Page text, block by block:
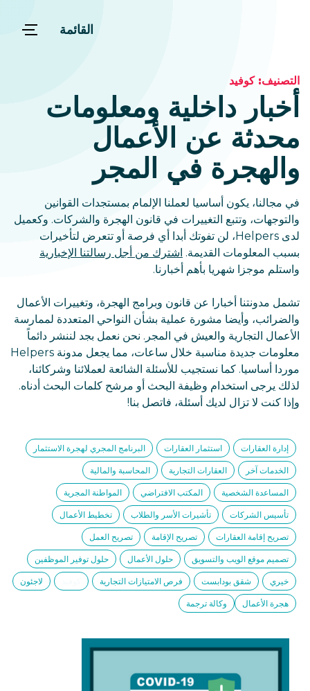
القائمة
التصنيف:كوفيد
أخبار داخلية ومعلومات
محدثة عن الأعمال
والهجرة في المجر
في مجالنا، يكون أساسيا لعملنا الإلمام بمستجدات القوانين
والتوجهات، وتتبع التغييرات في قانون الهجرة والشركات. وكعميل
لدى Helpers، لن تفوتك أبدا أي فرصة أو تتعرض لتأخيرات
بسبب المعلومات القديمة. اشترك من أجل رسالتنا الإخبارية
واستلم موجزا شهريا بأهم أخبارنا.
تشمل مدونتنا أخبارا عن قانون وبرامج الهجرة، وتغييرات الأعمال
والضرائب، وأيضا مشورة عملية بشأن النواحي المتعددة لممارسة
الأعمال التجارية والعيش في المجر. نحن نعمل بجد لننشر دائماً
معلومات جديدة مناسبة خلال ساعات، مما يجعل مدونة Helpers
موردا أساسيا. كما نستجيب للأسئلة الشائعة لعملائنا وشركائنا،
لذلك يرجى استخدام وظيفة البحث أو مرشح كلمات البحث أدناه.
وإذا كنت لا تزال لديك أسئلة، فاتصل بنا!
إدارة العقارات استثمار العقارات البرنامج المجري لهجرة الاستثمار
الخدمات آخر العقارات التجارية المحاسبة والمالية
المساعدة الشخصية المكتب الافتراضي المواطنة المجرية
تأسيس الشركات تأشيرات الأسر والطلاب تخطيط الأعمال
تصريح إقامة العقارات تصريح الإقامة تصريح العمل
تصميم موقع الويب والتسويق حلول الأعمال حلول توفير الموظفين
خيري شقق بودابست فرص الامتيازات التجارية لاجئون
هجرة الأعمال وكالة ترجمة